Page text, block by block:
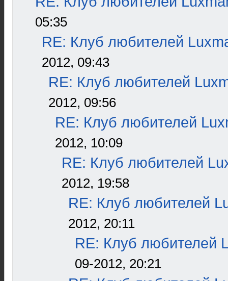
05:35
RE: Клуб любителей
2012, 09:43
RE: Клуб любителей
2012, 09:56
RE: Клуб любителей
2012, 10:09
RE: Клуб любителей
2012, 19:58
RE: Клуб любителей
2012, 20:11
RE: Клуб любителей
09-2012, 20:21